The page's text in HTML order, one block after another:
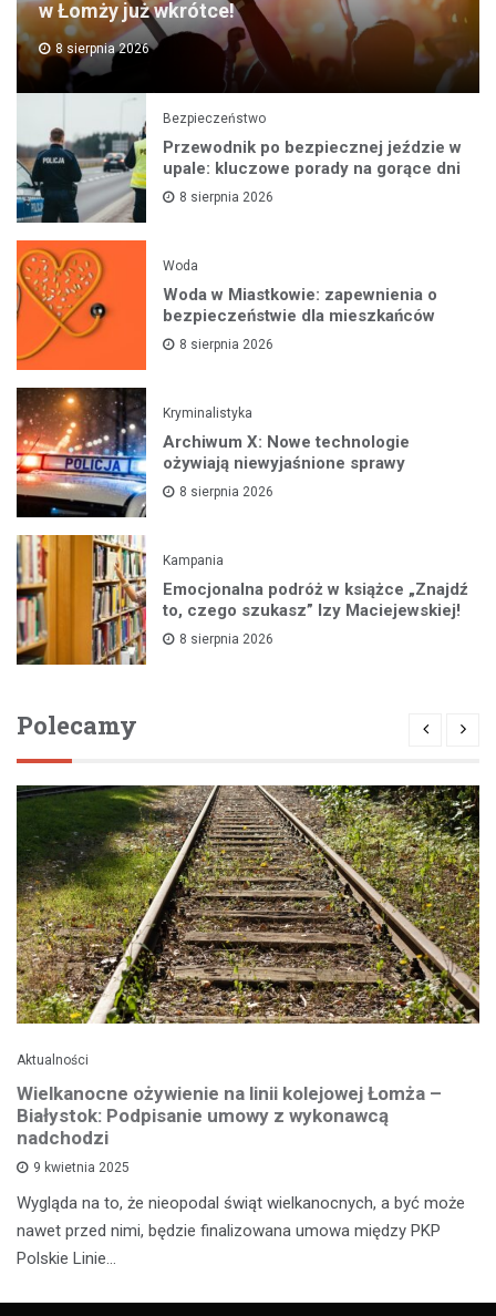
w Łomży już wkrótce!
8 sierpnia 2026
Bezpieczeństwo
Przewodnik po bezpiecznej jeździe w
upale: kluczowe porady na gorące dni
8 sierpnia 2026
Woda
Woda w Miastkowie: zapewnienia o
bezpieczeństwie dla mieszkańców
8 sierpnia 2026
Kryminalistyka
Archiwum X: Nowe technologie
ożywiają niewyjaśnione sprawy
8 sierpnia 2026
Kampania
Emocjonalna podróż w książce „Znajdź
to, czego szukasz” Izy Maciejewskiej!
8 sierpnia 2026
Polecamy
Aktualności
Wielkanocne ożywienie na linii kolejowej Łomża –
Białystok: Podpisanie umowy z wykonawcą
nadchodzi
9 kwietnia 2025
Wygląda na to, że nieopodal świąt wielkanocnych, a być może
nawet przed nimi, będzie finalizowana umowa między PKP
Polskie Linie…